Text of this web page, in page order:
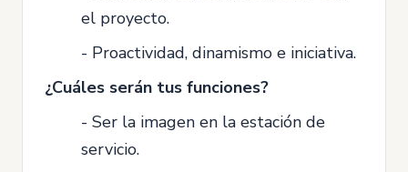
el proyecto.
- Proactividad, dinamismo e iniciativa.
¿Cuáles serán tus funciones?
- Ser la imagen en la estación de
servicio.